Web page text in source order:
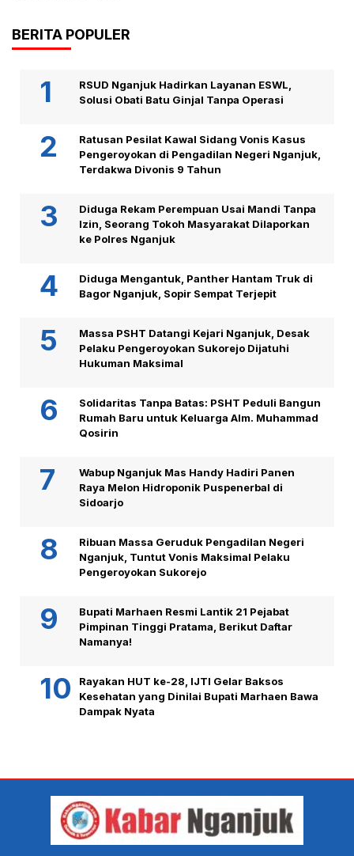
BERITA POPULER
RSUD Nganjuk Hadirkan Layanan ESWL,
Solusi Obati Batu Ginjal Tanpa Operasi
Ratusan Pesilat Kawal Sidang Vonis Kasus
Pengeroyokan di Pengadilan Negeri Nganjuk,
Terdakwa Divonis 9 Tahun
Diduga Rekam Perempuan Usai Mandi Tanpa
Izin, Seorang Tokoh Masyarakat Dilaporkan
ke Polres Nganjuk
Diduga Mengantuk, Panther Hantam Truk di
Bagor Nganjuk, Sopir Sempat Terjepit
Massa PSHT Datangi Kejari Nganjuk, Desak
Pelaku Pengeroyokan Sukorejo Dijatuhi
Hukuman Maksimal
Solidaritas Tanpa Batas: PSHT Peduli Bangun
Rumah Baru untuk Keluarga Alm. Muhammad
Qosirin
Wabup Nganjuk Mas Handy Hadiri Panen
Raya Melon Hidroponik Puspenerbal di
Sidoarjo
Ribuan Massa Geruduk Pengadilan Negeri
Nganjuk, Tuntut Vonis Maksimal Pelaku
Pengeroyokan Sukorejo
Bupati Marhaen Resmi Lantik 21 Pejabat
Pimpinan Tinggi Pratama, Berikut Daftar
Namanya!
Rayakan HUT ke-28, IJTI Gelar Baksos
Kesehatan yang Dinilai Bupati Marhaen Bawa
Dampak Nyata